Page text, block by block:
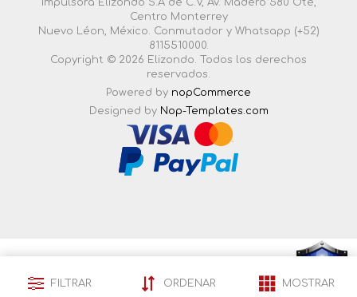
Centro Monterrey
Nuevo Léon, México. Conmutador y Whatsapp (+52)
8115510000.
Copyright © 2026 Elizondo. Todos los derechos
reservados.
Powered by nopCommerce
Designed by Nop-Templates.com
FILTRAR ORDENAR MOSTRAR